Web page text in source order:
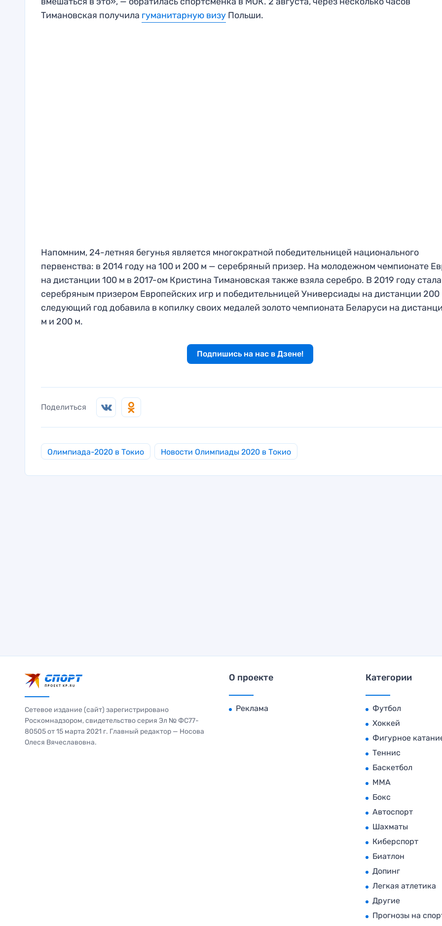
Тимановская получила гуманитарную визуПольши.
Напомним, 24-летняя бегунья является многократной победительницей национального
первенства: в 2014 году на 100 и 200 м — серебряный призер. На молодежном чемпионате
на дистанции 100 м в 2017-ом Кристина Тимановская также взяла серебро. В 2019 году стала
серебряным призером Европейских игр и победительницей Универсиады на дистанции
следующий год добавила в копилку своих медалей золото чемпионата Беларуси на
м и 200 м.
Подпишись на нас в Дзене!
Поделиться
Олимпиада-2020 в Токио Новости Олимпиады 2020 в Токио
Сетевое издание (сайт) зарегистрировано
Роскомнадзором, свидетельство серия Эл № ФС77-
80505 от 15 марта 2021 г. Главный редактор — Носова
Олеся Вячеславовна.
О проекте
Реклама
Категории
Футбол
Хоккей
Фигурное
Теннис
Баскетбол
MMA
Бокс
Автоспорт
Шахматы
Киберспорт
Биатлон
Допинг
Легкая атлетика
Другие
Прогнозы на